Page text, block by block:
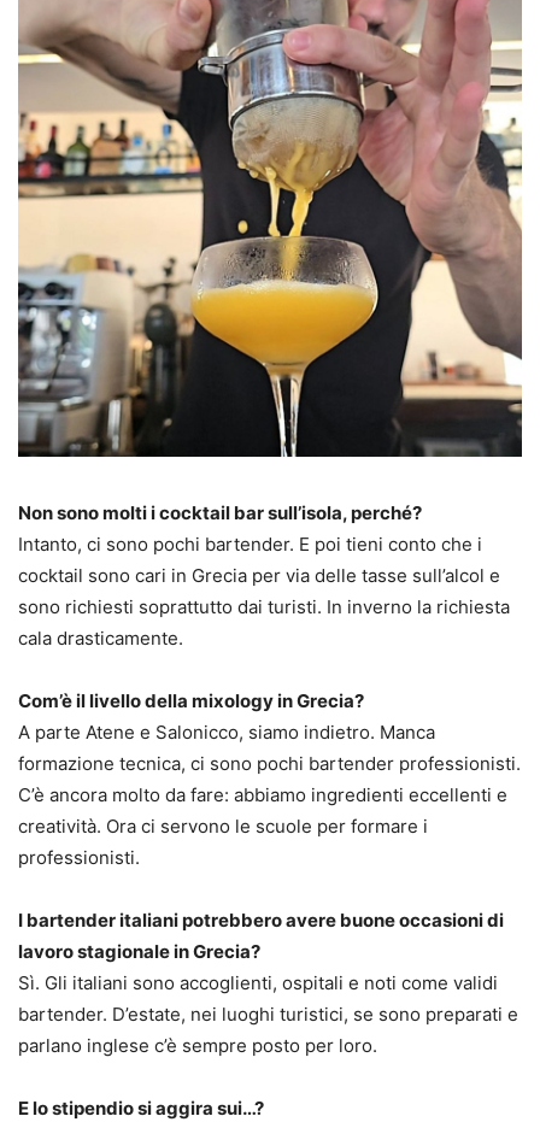
Non sono molti i cocktail bar sull’isola, perché?
Intanto, ci sono pochi bartender. E poi tieni conto che i
cocktail sono cari in Grecia per via delle tasse sull’alcol e
sono richiesti soprattutto dai turisti. In inverno la richiesta
cala drasticamente.
Com’è il livello della mixology in Grecia?
A parte Atene e Salonicco, siamo indietro. Manca
formazione tecnica, ci sono pochi bartender professionisti.
C’è ancora molto da fare: abbiamo ingredienti eccellenti e
creatività. Ora ci servono le scuole per formare i
professionisti.
I bartender italiani potrebbero avere buone occasioni di
lavoro stagionale in Grecia?
Sì. Gli italiani sono accoglienti, ospitali e noti come validi
bartender. D’estate, nei luoghi turistici, se sono preparati e
parlano inglese c’è sempre posto per loro.
E lo stipendio si aggira sui…?